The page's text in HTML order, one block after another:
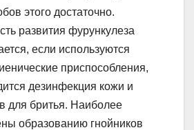
этого достаточно.
развития фурункулеза
если используются
приспособления,
дезинфекция кожи и
для бритья. Наиболее
образованию гнойников